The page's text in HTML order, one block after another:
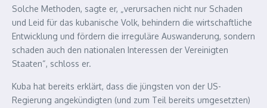
Solche Methoden, sagte er, „verursachen nicht nur Schaden
und Leid für das kubanische Volk, behindern die wirtschaftliche
Entwicklung und fördern die irreguläre Auswanderung, sondern
schaden auch den nationalen Interessen der Vereinigten
Staaten“, schloss er.
Kuba hat bereits erklärt, dass die jüngsten von der US-
Regierung angekündigten (und zum Teil bereits umgesetzten)